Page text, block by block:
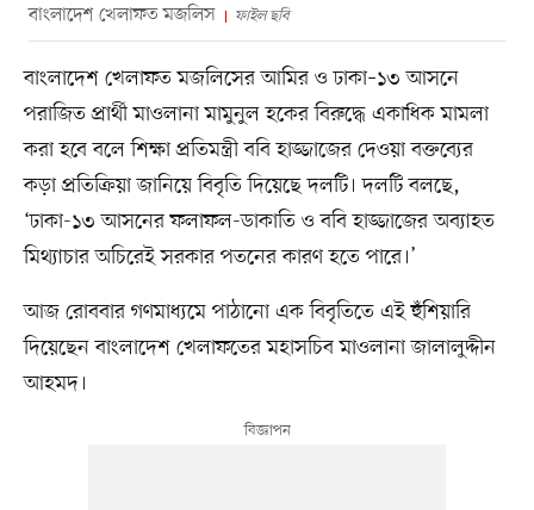
বাংলাদেশ খেলাফত মজলিস ফাইল ছবি
বাংলাদেশ খেলাফত মজলিসের আমির ও ঢাকা–১৩ আসনে
পরাজিত প্রার্থী মাওলানা মামুনুল হকের বিরুদ্ধে একাধিক মামলা
করা হবে বলে শিক্ষা প্রতিমন্ত্রী ববি হাজ্জাজের দেওয়া বক্তব্যের
কড়া প্রতিক্রিয়া জানিয়ে বিবৃতি দিয়েছে দলটি। দলটি বলছে,
‘ঢাকা-১৩ আসনের ফলাফল-ডাকাতি ও ববি হাজ্জাজের অব্যাহত
মিথ্যাচার অচিরেই সরকার পতনের কারণ হতে পারে।’
আজ রোববার গণমাধ্যমে পাঠানো এক বিবৃতিতে এই হুঁশিয়ারি
দিয়েছেন বাংলাদেশ খেলাফতের মহাসচিব মাওলানা জালালুদ্দীন
আহমদ।